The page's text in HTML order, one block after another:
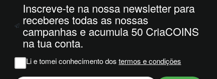
Inscreve-te na nossa newsletter para
receberes todas as nossas
campanhas e acumula 50 CriaCOINS
na tua conta.
Li e tomei conhecimento dos termos e condições